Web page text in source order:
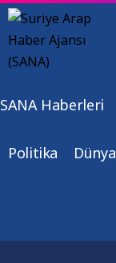
SANA Haberleri
Politika Dünya